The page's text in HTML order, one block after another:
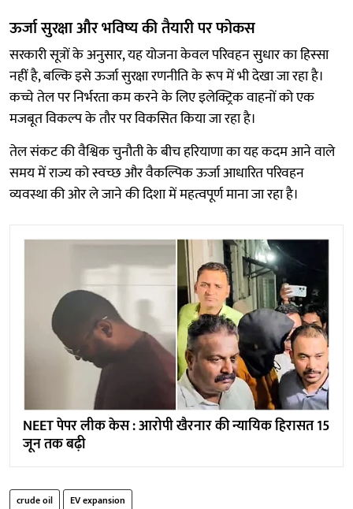
ऊर्जा सुरक्षा और भविष्य की तैयारी पर फोकस
सरकारी सूत्रों के अनुसार, यह योजना केवल परिवहन सुधार का हिस्सा
नहीं है, बल्कि इसे ऊर्जा सुरक्षा रणनीति के रूप में भी देखा जा रहा है।
कच्चे तेल पर निर्भरता कम करने के लिए इलेक्ट्रिक वाहनों को एक
मजबूत विकल्प के तौर पर विकसित किया जा रहा है।
तेल संकट की वैश्विक चुनौती के बीच हरियाणा का यह कदम आने वाले
समय में राज्य को स्वच्छ और वैकल्पिक ऊर्जा आधारित परिवहन
व्यवस्था की ओर ले जाने की दिशा में महत्वपूर्ण माना जा रहा है।
NEET पेपर लीक केस : आरोपी खैरनार की न्यायिक हिरासत 15
जून तक बढ़ी
crude oil EV expansion